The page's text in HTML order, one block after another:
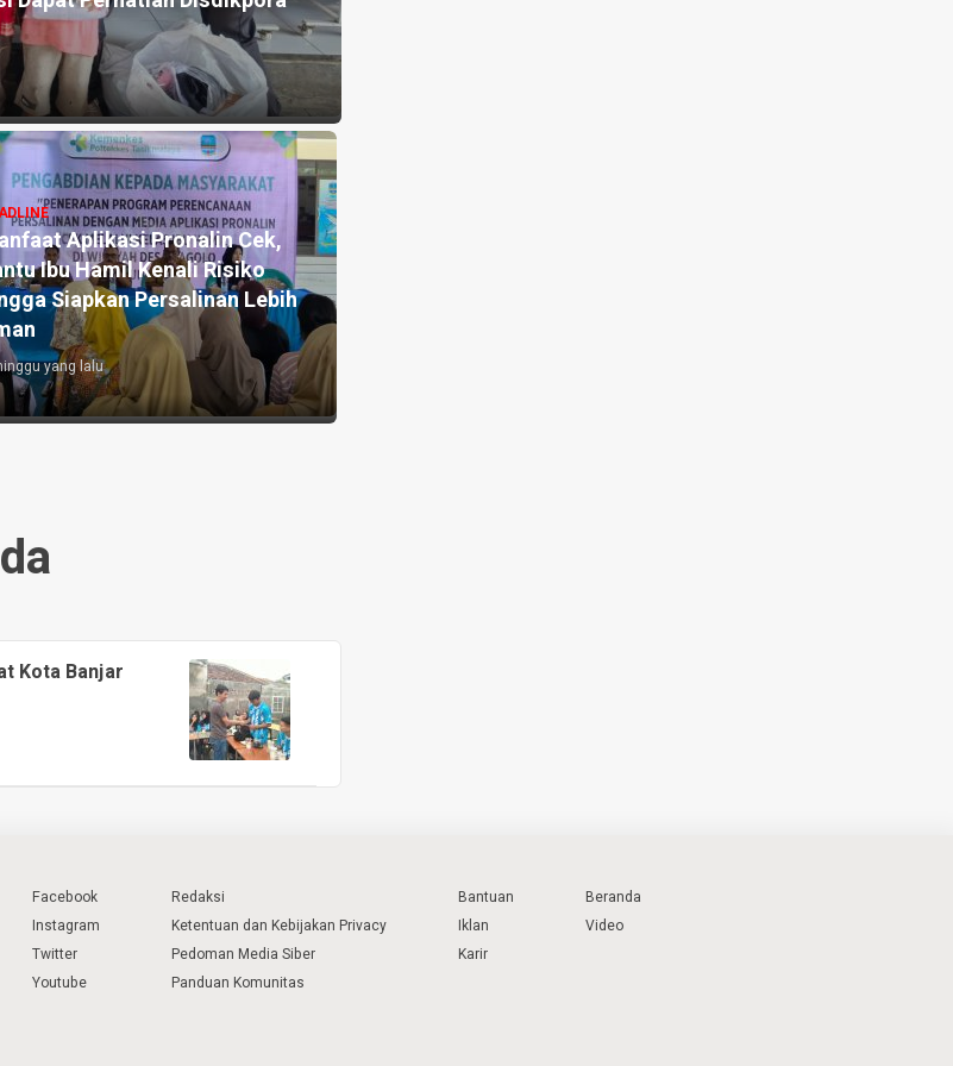
Aplikasi Pronalin Cek,
Ibu Hamil Kenali Risiko
Siapkan Persalinan Lebih
yang lalu
Kota Banjar
Facebook
Instagram
Twitter
Youtube
Redaksi
Ketentuan dan Kebijakan Privacy
Pedoman Media Siber
Panduan Komunitas
Bantuan
Iklan
Karir
Beranda
Video